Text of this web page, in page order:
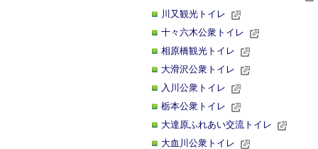
川又観光トイレ
十々六木公衆トイレ
相原橋観光トイレ
大滑沢公衆トイレ
入川公衆トイレ
栃本公衆トイレ
大達原ふれあい交流トイレ
大血川公衆トイレ